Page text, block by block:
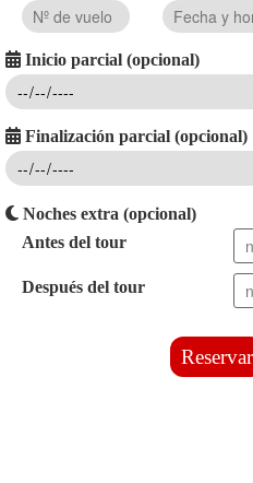
Inicio parcial (opcional)
Finalización parcial (opcional)
Noches extra (opcional)
Antes del tour
Después del tour
Reservar